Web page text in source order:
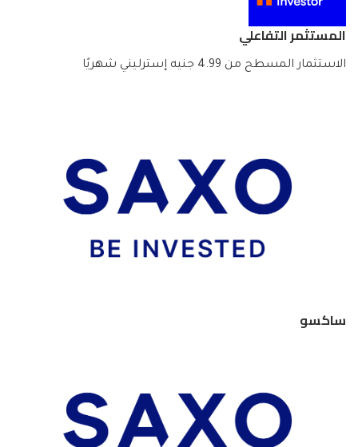
المستثمر التفاعلي
الاستثمار المسطح من 4.99 جنيه إسترليني شهريًا
ساكسو